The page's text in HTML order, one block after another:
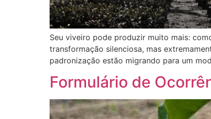
Seu viveiro pode produzir muito mais:
transformação silenciosa, mas
padronização estão migrando para um
Formulário de